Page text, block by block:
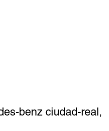
benz ciudad-real,